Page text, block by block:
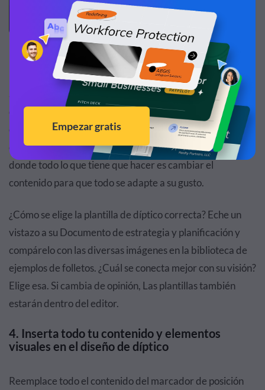
3. Seleccione una plantilla de díptico
Si tiene alguna experiencia en diseño, comience a crear su
diseño de díptico a partir de un lienzo en blanco o con
elementos en la biblioteca de mosaicos de Visme. De lo
contrario, comience desde una plantilla predefinida
donde todo lo que tiene que hacer es cambiar el
contenido para que todo se adapte a su gusto.
¿Cómo se elige la plantilla de díptico correcta? Eche un
vistazo a su Documento de estrategia y planificación y
compárelo con las diversas imágenes en la biblioteca de
ejemplos de folletos. ¿Cuál se conecta mejor con su visión?
Elige esa. Si cambia de opinión, Las plantillas también
estarán dentro del editor.
4. Inserta todo tu contenido y elementos
visuales en el diseño de díptico
Reemplace todo el contenido del marcador de posición